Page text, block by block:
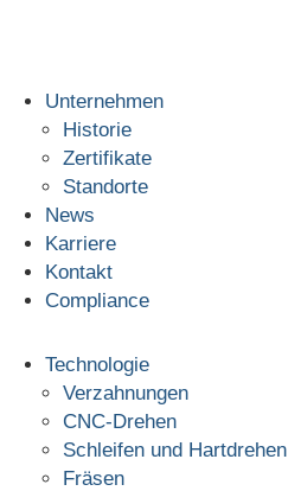
Unternehmen
Historie
Zertifikate
Standorte
News
Karriere
Kontakt
Compliance
Technologie
Verzahnungen
CNC-Drehen
Schleifen und Hartdrehen
Fräsen